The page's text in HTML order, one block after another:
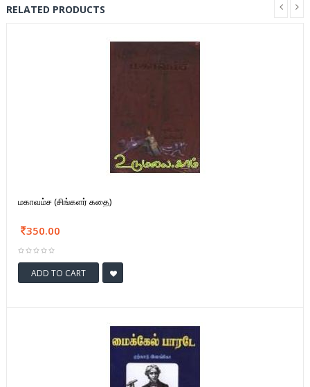
RELATED PRODUCTS
மகாவம்ச (சிங்களர் கதை)
350.00
ADD TO CART